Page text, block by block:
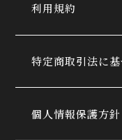
利用規約
特定商取引法に
個人情報保護方針